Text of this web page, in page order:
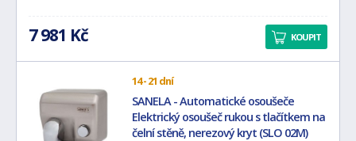
7 981 Kč KOUPIT
14 - 21 dní
SANELA - Automatické osoušeče
Elektrický osoušeč rukou s tlačítkem na
čelní stěně, nerezový kryt (SLO 02M)